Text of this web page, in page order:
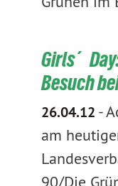
Girls´
Besuch
26.04.12 -
am
90/Die